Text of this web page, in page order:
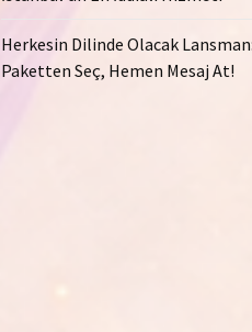
Herkesin Dilinde Olacak
Paketten Seç, Hemen Mesaj At!